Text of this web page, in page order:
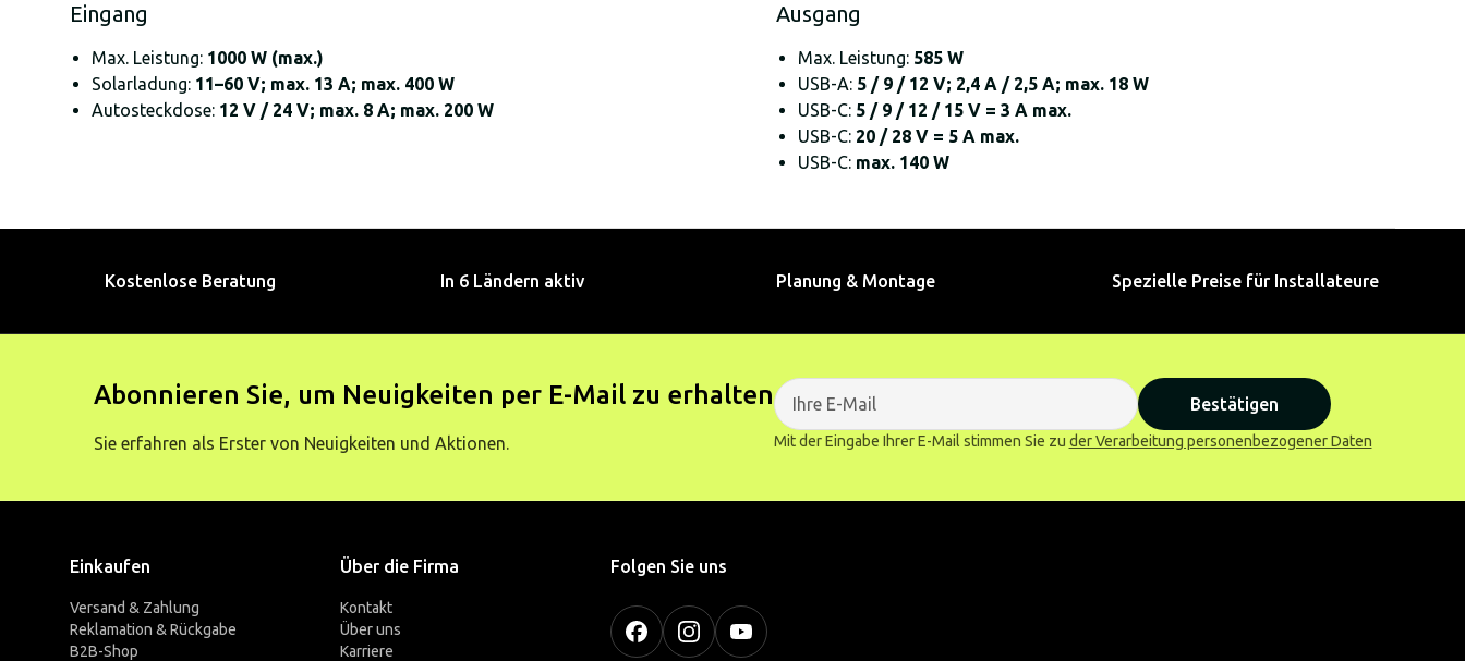
Eingang
Max. Leistung: 1000 W (max.)
Solarladung: 11–60 V; max. 13 A; max. 400 W
Autosteckdose: 12 V / 24 V; max. 8 A; max. 200 W
Ausgang
Max. Leistung: 585 W
USB-A: 5 / 9 / 12 V; 2,4 A / 2,5 A; max. 18 W
USB-C: 5 / 9 / 12 / 15 V = 3 A max.
USB-C: 20 / 28 V = 5 A max.
USB-C: max. 140 W
Kostenlose Beratung In 6 Ländern aktiv Planung & Montage Spezielle Preise für Installateure
Abonnieren Sie, um Neuigkeiten per E-Mail zu erhalten
Sie erfahren als Erster von Neuigkeiten und Aktionen.
Bestätigen
Mit der Eingabe Ihrer E-Mail stimmen Sie zu der Verarbeitung personenbezogener Daten
Einkaufen
Versand & Zahlung
Reklamation & Rückgabe
B2B-Shop
Über die Firma
Kontakt
Über uns
Karriere
Folgen Sie uns